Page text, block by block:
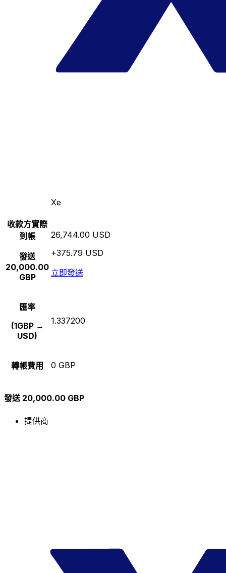
Xe
收款方實際
到帳
發送
20,000.00
GBP
26,744.00 USD
+375.79 USD
立即發送
匯率
(1GBP →
USD)
1.337200
轉帳費用 0 GBP
發送 20,000.00 GBP
提供商